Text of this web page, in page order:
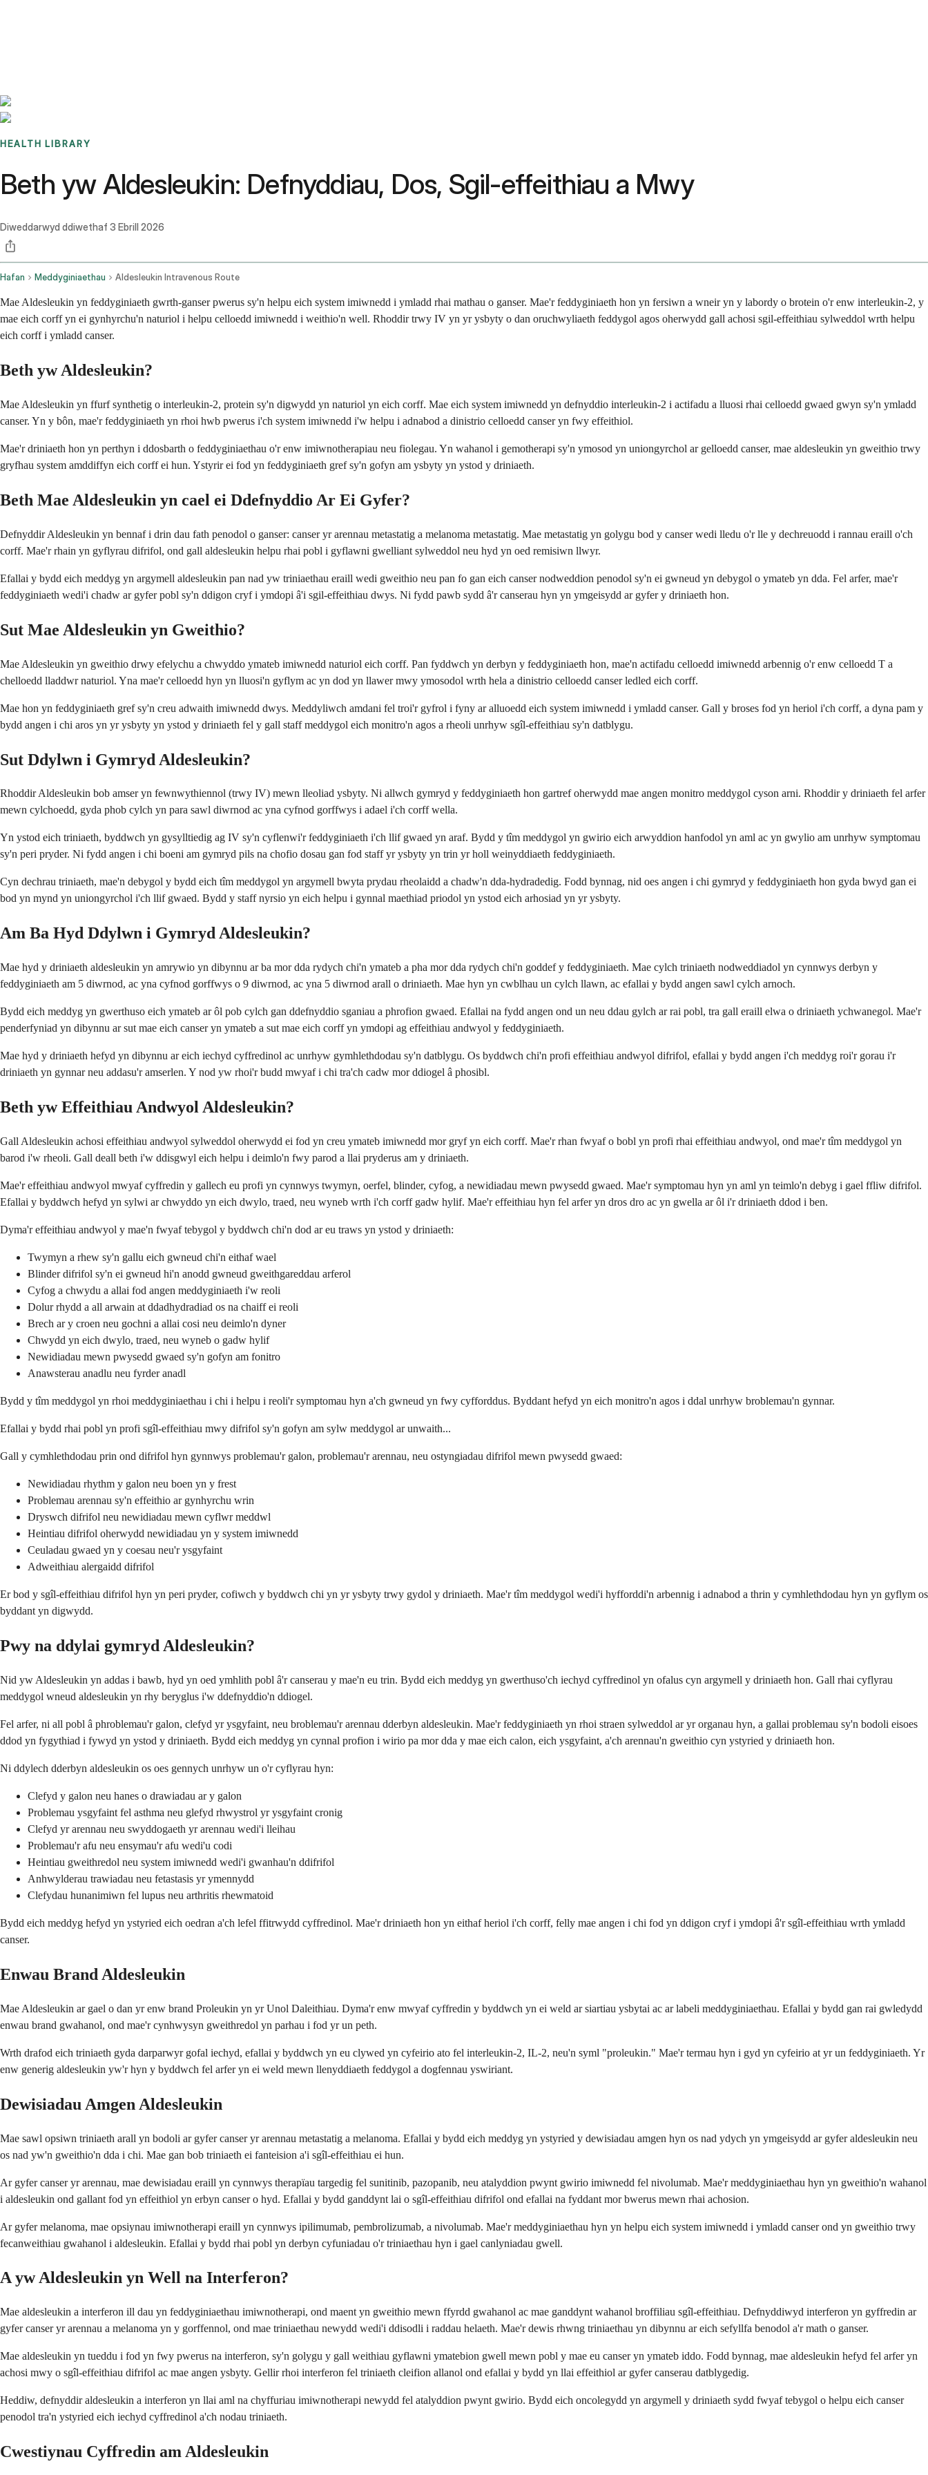
HEALTH LIBRARY
Beth yw Aldesleukin: Defnyddiau, Dos, Sgil-effeithiau a Mwy
Diweddarwyd ddiwethaf 3 Ebrill 2026
Hafan Meddyginiaethau Aldesleukin Intravenous Route
Mae Aldesleukin yn feddyginiaeth gwrth-ganser pwerus sy'n helpu eich system imiwnedd i ymladd rhai mathau o ganser. Mae'r feddyginiaeth hon yn fersiwn a wneir yn y labordy o brotein o'r enw interleukin-2, y
mae eich corff yn ei gynhyrchu'n naturiol i helpu celloedd imiwnedd i weithio'n well. Rhoddir trwy IV yn yr ysbyty o dan oruchwyliaeth feddygol agos oherwydd gall achosi sgil-effeithiau sylweddol wrth helpu
eich corff i ymladd canser.
Beth yw Aldesleukin?
Mae Aldesleukin yn ffurf synthetig o interleukin-2, protein sy'n digwydd yn naturiol yn eich corff. Mae eich system imiwnedd yn defnyddio interleukin-2 i actifadu a lluosi rhai celloedd gwaed gwyn sy'n ymladd
canser. Yn y bôn, mae'r feddyginiaeth yn rhoi hwb pwerus i'ch system imiwnedd i'w helpu i adnabod a dinistrio celloedd canser yn fwy effeithiol.
Mae'r driniaeth hon yn perthyn i ddosbarth o feddyginiaethau o'r enw imiwnotherapiau neu fiolegau. Yn wahanol i gemotherapi sy'n ymosod yn uniongyrchol ar gelloedd canser, mae aldesleukin yn gweithio trwy
gryfhau system amddiffyn eich corff ei hun. Ystyrir ei fod yn feddyginiaeth gref sy'n gofyn am ysbyty yn ystod y driniaeth.
Beth Mae Aldesleukin yn cael ei Ddefnyddio Ar Ei Gyfer?
Defnyddir Aldesleukin yn bennaf i drin dau fath penodol o ganser: canser yr arennau metastatig a melanoma metastatig. Mae metastatig yn golygu bod y canser wedi lledu o'r lle y dechreuodd i rannau eraill o'ch
corff. Mae'r rhain yn gyflyrau difrifol, ond gall aldesleukin helpu rhai pobl i gyflawni gwelliant sylweddol neu hyd yn oed remisiwn llwyr.
Efallai y bydd eich meddyg yn argymell aldesleukin pan nad yw triniaethau eraill wedi gweithio neu pan fo gan eich canser nodweddion penodol sy'n ei gwneud yn debygol o ymateb yn dda. Fel arfer, mae'r
feddyginiaeth wedi'i chadw ar gyfer pobl sy'n ddigon cryf i ymdopi â'i sgil-effeithiau dwys. Ni fydd pawb sydd â'r canserau hyn yn ymgeisydd ar gyfer y driniaeth hon.
Sut Mae Aldesleukin yn Gweithio?
Mae Aldesleukin yn gweithio drwy efelychu a chwyddo ymateb imiwnedd naturiol eich corff. Pan fyddwch yn derbyn y feddyginiaeth hon, mae'n actifadu celloedd imiwnedd arbennig o'r enw celloedd T a
chelloedd lladdwr naturiol. Yna mae'r celloedd hyn yn lluosi'n gyflym ac yn dod yn llawer mwy ymosodol wrth hela a dinistrio celloedd canser ledled eich corff.
Mae hon yn feddyginiaeth gref sy'n creu adwaith imiwnedd dwys. Meddyliwch amdani fel troi'r gyfrol i fyny ar alluoedd eich system imiwnedd i ymladd canser. Gall y broses fod yn heriol i'ch corff, a dyna pam y
bydd angen i chi aros yn yr ysbyty yn ystod y driniaeth fel y gall staff meddygol eich monitro'n agos a rheoli unrhyw sgîl-effeithiau sy'n datblygu.
Sut Ddylwn i Gymryd Aldesleukin?
Rhoddir Aldesleukin bob amser yn fewnwythiennol (trwy IV) mewn lleoliad ysbyty. Ni allwch gymryd y feddyginiaeth hon gartref oherwydd mae angen monitro meddygol cyson arni. Rhoddir y driniaeth fel arfer
mewn cylchoedd, gyda phob cylch yn para sawl diwrnod ac yna cyfnod gorffwys i adael i'ch corff wella.
Yn ystod eich triniaeth, byddwch yn gysylltiedig ag IV sy'n cyflenwi'r feddyginiaeth i'ch llif gwaed yn araf. Bydd y tîm meddygol yn gwirio eich arwyddion hanfodol yn aml ac yn gwylio am unrhyw symptomau
sy'n peri pryder. Ni fydd angen i chi boeni am gymryd pils na chofio dosau gan fod staff yr ysbyty yn trin yr holl weinyddiaeth feddyginiaeth.
Cyn dechrau triniaeth, mae'n debygol y bydd eich tîm meddygol yn argymell bwyta prydau rheolaidd a chadw'n dda-hydradedig. Fodd bynnag, nid oes angen i chi gymryd y feddyginiaeth hon gyda bwyd gan ei
bod yn mynd yn uniongyrchol i'ch llif gwaed. Bydd y staff nyrsio yn eich helpu i gynnal maethiad priodol yn ystod eich arhosiad yn yr ysbyty.
Am Ba Hyd Ddylwn i Gymryd Aldesleukin?
Mae hyd y driniaeth aldesleukin yn amrywio yn dibynnu ar ba mor dda rydych chi'n ymateb a pha mor dda rydych chi'n goddef y feddyginiaeth. Mae cylch triniaeth nodweddiadol yn cynnwys derbyn y
feddyginiaeth am 5 diwrnod, ac yna cyfnod gorffwys o 9 diwrnod, ac yna 5 diwrnod arall o driniaeth. Mae hyn yn cwblhau un cylch llawn, ac efallai y bydd angen sawl cylch arnoch.
Bydd eich meddyg yn gwerthuso eich ymateb ar ôl pob cylch gan ddefnyddio sganiau a phrofion gwaed. Efallai na fydd angen ond un neu ddau gylch ar rai pobl, tra gall eraill elwa o driniaeth ychwanegol. Mae'r
penderfyniad yn dibynnu ar sut mae eich canser yn ymateb a sut mae eich corff yn ymdopi ag effeithiau andwyol y feddyginiaeth.
Mae hyd y driniaeth hefyd yn dibynnu ar eich iechyd cyffredinol ac unrhyw gymhlethdodau sy'n datblygu. Os byddwch chi'n profi effeithiau andwyol difrifol, efallai y bydd angen i'ch meddyg roi'r gorau i'r
driniaeth yn gynnar neu addasu'r amserlen. Y nod yw rhoi'r budd mwyaf i chi tra'ch cadw mor ddiogel â phosibl.
Beth yw Effeithiau Andwyol Aldesleukin?
Gall Aldesleukin achosi effeithiau andwyol sylweddol oherwydd ei fod yn creu ymateb imiwnedd mor gryf yn eich corff. Mae'r rhan fwyaf o bobl yn profi rhai effeithiau andwyol, ond mae'r tîm meddygol yn
barod i'w rheoli. Gall deall beth i'w ddisgwyl eich helpu i deimlo'n fwy parod a llai pryderus am y driniaeth.
Mae'r effeithiau andwyol mwyaf cyffredin y gallech eu profi yn cynnwys twymyn, oerfel, blinder, cyfog, a newidiadau mewn pwysedd gwaed. Mae'r symptomau hyn yn aml yn teimlo'n debyg i gael ffliw difrifol.
Efallai y byddwch hefyd yn sylwi ar chwyddo yn eich dwylo, traed, neu wyneb wrth i'ch corff gadw hylif. Mae'r effeithiau hyn fel arfer yn dros dro ac yn gwella ar ôl i'r driniaeth ddod i ben.
Dyma'r effeithiau andwyol y mae'n fwyaf tebygol y byddwch chi'n dod ar eu traws yn ystod y driniaeth:
Twymyn a rhew sy'n gallu eich gwneud chi'n eithaf wael
Blinder difrifol sy'n ei gwneud hi'n anodd gwneud gweithgareddau arferol
Cyfog a chwydu a allai fod angen meddyginiaeth i'w reoli
Dolur rhydd a all arwain at ddadhydradiad os na chaiff ei reoli
Brech ar y croen neu gochni a allai cosi neu deimlo'n dyner
Chwydd yn eich dwylo, traed, neu wyneb o gadw hylif
Newidiadau mewn pwysedd gwaed sy'n gofyn am fonitro
Anawsterau anadlu neu fyrder anadl
Bydd y tîm meddygol yn rhoi meddyginiaethau i chi i helpu i reoli'r symptomau hyn a'ch gwneud yn fwy cyfforddus. Byddant hefyd yn eich monitro'n agos i ddal unrhyw broblemau'n gynnar.
Efallai y bydd rhai pobl yn profi sgîl-effeithiau mwy difrifol sy'n gofyn am sylw meddygol ar unwaith...
Gall y cymhlethdodau prin ond difrifol hyn gynnwys problemau'r galon, problemau'r arennau, neu ostyngiadau difrifol mewn pwysedd gwaed:
Newidiadau rhythm y galon neu boen yn y frest
Problemau arennau sy'n effeithio ar gynhyrchu wrin
Dryswch difrifol neu newidiadau mewn cyflwr meddwl
Heintiau difrifol oherwydd newidiadau yn y system imiwnedd
Ceuladau gwaed yn y coesau neu'r ysgyfaint
Adweithiau alergaidd difrifol
Er bod y sgîl-effeithiau difrifol hyn yn peri pryder, cofiwch y byddwch chi yn yr ysbyty trwy gydol y driniaeth. Mae'r tîm meddygol wedi'i hyfforddi'n arbennig i adnabod a thrin y cymhlethdodau hyn yn gyflym os
byddant yn digwydd.
Pwy na ddylai gymryd Aldesleukin?
Nid yw Aldesleukin yn addas i bawb, hyd yn oed ymhlith pobl â'r canserau y mae'n eu trin. Bydd eich meddyg yn gwerthuso'ch iechyd cyffredinol yn ofalus cyn argymell y driniaeth hon. Gall rhai cyflyrau
meddygol wneud aldesleukin yn rhy beryglus i'w ddefnyddio'n ddiogel.
Fel arfer, ni all pobl â phroblemau'r galon, clefyd yr ysgyfaint, neu broblemau'r arennau dderbyn aldesleukin. Mae'r feddyginiaeth yn rhoi straen sylweddol ar yr organau hyn, a gallai problemau sy'n bodoli eisoes
ddod yn fygythiad i fywyd yn ystod y driniaeth. Bydd eich meddyg yn cynnal profion i wirio pa mor dda y mae eich calon, eich ysgyfaint, a'ch arennau'n gweithio cyn ystyried y driniaeth hon.
Ni ddylech dderbyn aldesleukin os oes gennych unrhyw un o'r cyflyrau hyn:
Clefyd y galon neu hanes o drawiadau ar y galon
Problemau ysgyfaint fel asthma neu glefyd rhwystrol yr ysgyfaint cronig
Clefyd yr arennau neu swyddogaeth yr arennau wedi'i lleihau
Problemau'r afu neu ensymau'r afu wedi'u codi
Heintiau gweithredol neu system imiwnedd wedi'i gwanhau'n ddifrifol
Anhwylderau trawiadau neu fetastasis yr ymennydd
Clefydau hunanimiwn fel lupus neu arthritis rhewmatoid
Bydd eich meddyg hefyd yn ystyried eich oedran a'ch lefel ffitrwydd cyffredinol. Mae'r driniaeth hon yn eithaf heriol i'ch corff, felly mae angen i chi fod yn ddigon cryf i ymdopi â'r sgîl-effeithiau wrth ymladd
canser.
Enwau Brand Aldesleukin
Mae Aldesleukin ar gael o dan yr enw brand Proleukin yn yr Unol Daleithiau. Dyma'r enw mwyaf cyffredin y byddwch yn ei weld ar siartiau ysbytai ac ar labeli meddyginiaethau. Efallai y bydd gan rai gwledydd
enwau brand gwahanol, ond mae'r cynhwysyn gweithredol yn parhau i fod yr un peth.
Wrth drafod eich triniaeth gyda darparwyr gofal iechyd, efallai y byddwch yn eu clywed yn cyfeirio ato fel interleukin-2, IL-2, neu'n syml "proleukin." Mae'r termau hyn i gyd yn cyfeirio at yr un feddyginiaeth. Yr
enw generig aldesleukin yw'r hyn y byddwch fel arfer yn ei weld mewn llenyddiaeth feddygol a dogfennau yswiriant.
Dewisiadau Amgen Aldesleukin
Mae sawl opsiwn triniaeth arall yn bodoli ar gyfer canser yr arennau metastatig a melanoma. Efallai y bydd eich meddyg yn ystyried y dewisiadau amgen hyn os nad ydych yn ymgeisydd ar gyfer aldesleukin neu
os nad yw'n gweithio'n dda i chi. Mae gan bob triniaeth ei fanteision a'i sgîl-effeithiau ei hun.
Ar gyfer canser yr arennau, mae dewisiadau eraill yn cynnwys therapïau targedig fel sunitinib, pazopanib, neu atalyddion pwynt gwirio imiwnedd fel nivolumab. Mae'r meddyginiaethau hyn yn gweithio'n wahanol
i aldesleukin ond gallant fod yn effeithiol yn erbyn canser o hyd. Efallai y bydd ganddynt lai o sgîl-effeithiau difrifol ond efallai na fyddant mor bwerus mewn rhai achosion.
Ar gyfer melanoma, mae opsiynau imiwnotherapi eraill yn cynnwys ipilimumab, pembrolizumab, a nivolumab. Mae'r meddyginiaethau hyn yn helpu eich system imiwnedd i ymladd canser ond yn gweithio trwy
fecanweithiau gwahanol i aldesleukin. Efallai y bydd rhai pobl yn derbyn cyfuniadau o'r triniaethau hyn i gael canlyniadau gwell.
A yw Aldesleukin yn Well na Interferon?
Mae aldesleukin a interferon ill dau yn feddyginiaethau imiwnotherapi, ond maent yn gweithio mewn ffyrdd gwahanol ac mae ganddynt wahanol broffiliau sgîl-effeithiau. Defnyddiwyd interferon yn gyffredin ar
gyfer canser yr arennau a melanoma yn y gorffennol, ond mae triniaethau newydd wedi'i ddisodli i raddau helaeth. Mae'r dewis rhwng triniaethau yn dibynnu ar eich sefyllfa benodol a'r math o ganser.
Mae aldesleukin yn tueddu i fod yn fwy pwerus na interferon, sy'n golygu y gall weithiau gyflawni ymatebion gwell mewn pobl y mae eu canser yn ymateb iddo. Fodd bynnag, mae aldesleukin hefyd fel arfer yn
achosi mwy o sgîl-effeithiau difrifol ac mae angen ysbyty. Gellir rhoi interferon fel triniaeth cleifion allanol ond efallai y bydd yn llai effeithiol ar gyfer canserau datblygedig.
Heddiw, defnyddir aldesleukin a interferon yn llai aml na chyffuriau imiwnotherapi newydd fel atalyddion pwynt gwirio. Bydd eich oncolegydd yn argymell y driniaeth sydd fwyaf tebygol o helpu eich canser
penodol tra'n ystyried eich iechyd cyffredinol a'ch nodau triniaeth.
Cwestiynau Cyffredin am Aldesleukin